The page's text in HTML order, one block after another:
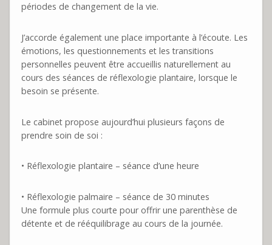
périodes de changement de la vie.
J’accorde également une place importante à l’écoute. Les
émotions, les questionnements et les transitions
personnelles peuvent être accueillis naturellement au
cours des séances de réflexologie plantaire, lorsque le
besoin se présente.
Le cabinet propose aujourd’hui plusieurs façons de
prendre soin de soi :
• Réflexologie plantaire – séance d’une heure
• Réflexologie palmaire – séance de 30 minutes
Une formule plus courte pour offrir une parenthèse de
détente et de rééquilibrage au cours de la journée.